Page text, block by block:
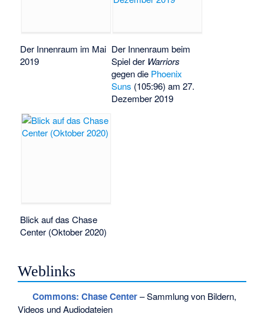
Der Innenraum im Mai
2019
Der Innenraum beim
Spiel der Warriors
gegen die Phoenix
Suns (105:96) am 27.
Dezember 2019
Blick auf das Chase
Center (Oktober 2020)
Weblinks
Commons: Chase Center– Sammlung von Bildern,
Videos und Audiodateien